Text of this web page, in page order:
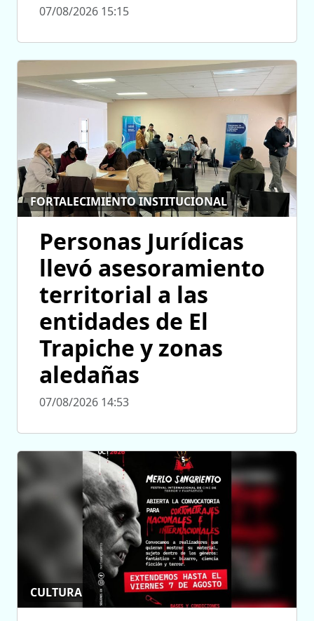
07/08/2026 15:15
FORTALECIMIENTO INSTITUCIONAL
Personas Jurídicas
llevó asesoramiento
territorial a las
entidades de El
Trapiche y zonas
aledañas
07/08/2026 14:53
CULTURA